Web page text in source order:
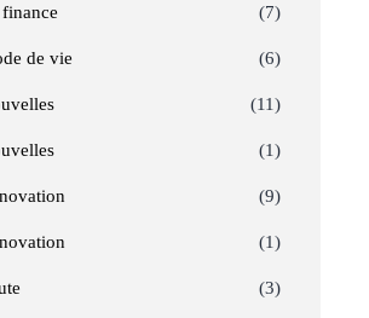
(7)
de vie (6)
(11)
(1)
(9)
(1)
(3)